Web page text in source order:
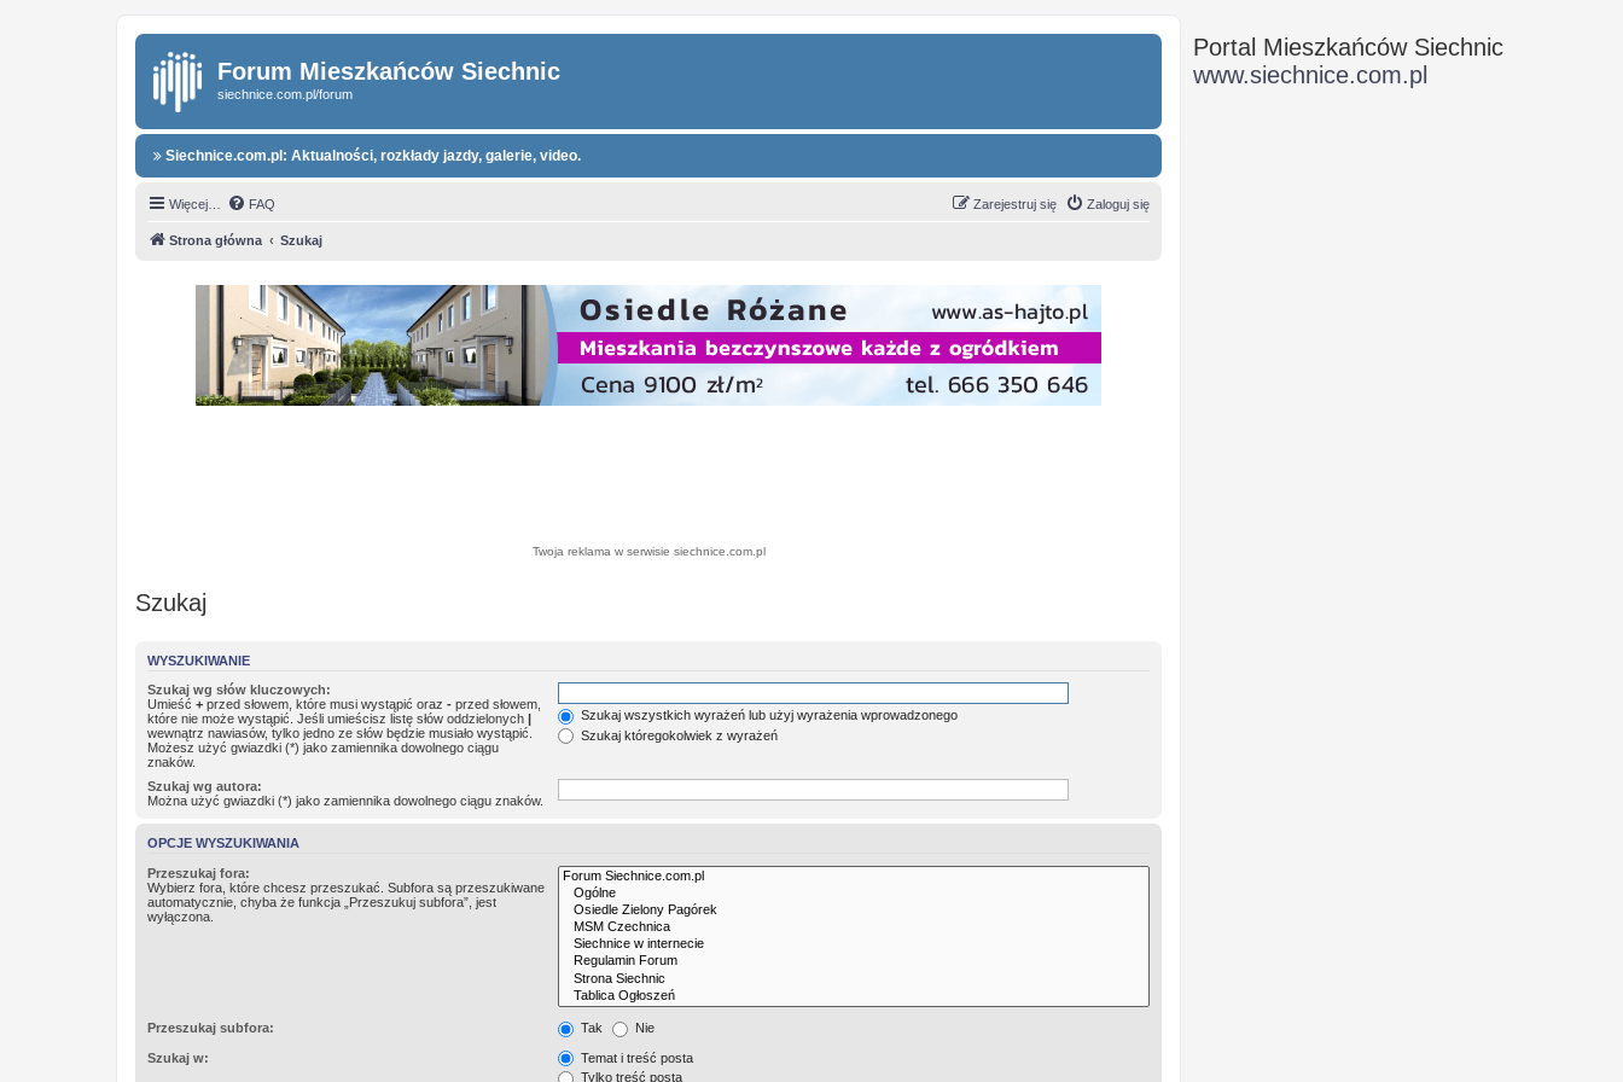
Forum Mieszkańców Siechnic
siechnice.com.pl/forum
Siechnice.com.pl: Aktualności, rozkłady jazdy, galerie, video.
Więcej… FAQ Zaloguj się
Zarejestruj się
Strona główna Szukaj
Twoja reklama w serwisie siechnice.com.pl
Szukaj
WYSZUKIWANIE
Szukaj wg słów kluczowych:
Umieść + przed słowem, które musi wystąpić oraz - przed słowem,
które nie może wystąpić. Jeśli umieścisz listę słów oddzielonych |
wewnątrz nawiasów, tylko jedno ze słów będzie musiało wystąpić.
Możesz użyć gwiazdki (*) jako zamiennika dowolnego ciągu
znaków.
Szukaj wszystkich wyrażeń lub użyj wyrażenia wprowadzonego
Szukaj któregokolwiek z wyrażeń
Szukaj wg autora:
Można użyć gwiazdki (*) jako zamiennika dowolnego ciągu znaków.
OPCJE WYSZUKIWANIA
Przeszukaj fora:
Wybierz fora, które chcesz przeszukać. Subfora są przeszukiwane
automatycznie, chyba że funkcja „Przeszukuj subfora”, jest
wyłączona.
Przeszukaj subfora: Tak Nie
Szukaj w:
Temat i treść posta
Tylko treść posta
Portal Mieszkańców Siechnic
www.siechnice.com.pl